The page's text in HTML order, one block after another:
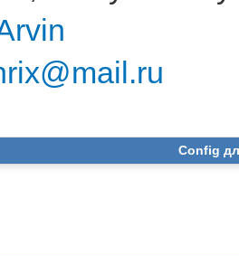
Config